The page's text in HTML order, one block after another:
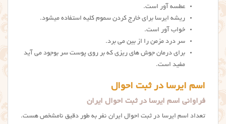
عطسه آور است.
ریشه ایرسا برای خارج کردن سموم کلیه استفاده میشود.
خواب آور است.
سر درد مزمن را از بین می برد.
برای درمان جوش های ریزی که بر روی پوست سر بوجود می آید
مفید است.
اسم ایرسا در ثبت احوال
فراوانی اسم ایرسا در ثبت احوال ایران
تعداد اسم ایرسا در ثبت احوال ایران نفر به طور دقیق نامشخص هست.